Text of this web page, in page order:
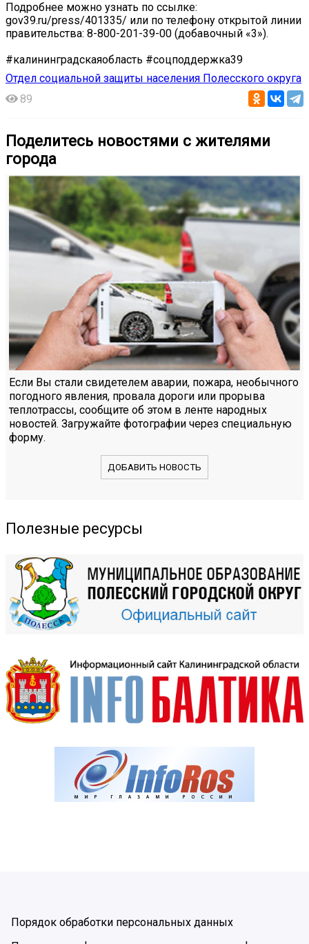
Подробнее можно узнать по ссылке:
gov39.ru/press/401335/ или по телефону открытой линии
правительства: 8-800-201-39-00 (добавочный «3»).
#калининградскаяобласть #cоцподдержка39
Отдел социальной защиты населения Полесского округа
89
Поделитесь новостями с жителями
города
Если Вы стали свидетелем аварии, пожара, необычного
погодного явления, провала дороги или прорыва
теплотрассы, сообщите об этом в ленте народных
новостей. Загружайте фотографии через специальную
форму.
ДОБАВИТЬ НОВОСТЬ
Полезные ресурсы
Порядок обработки персональных данных